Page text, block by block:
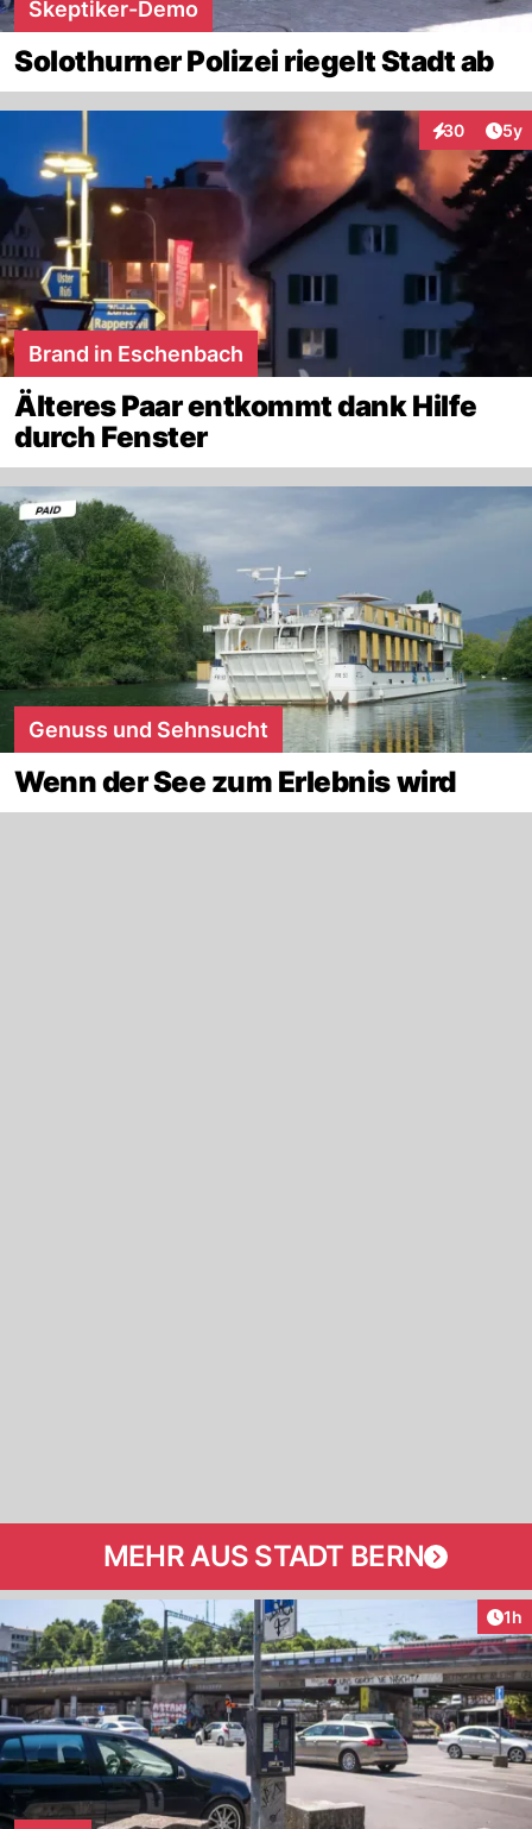
Skeptiker-Demo
Solothurner Polizei riegelt Stadt ab
30
Interaktionen
5y
Brand in Eschenbach
Älteres Paar entkommt dank Hilfe
durch Fenster
Genuss und Sehnsucht
Wenn der See zum Erlebnis wird
MEHR AUS STADT BERN
1h